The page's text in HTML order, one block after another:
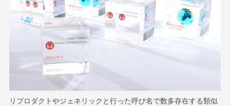
リプロダクトやジェネリックと行った呼び名で数多存在する類似